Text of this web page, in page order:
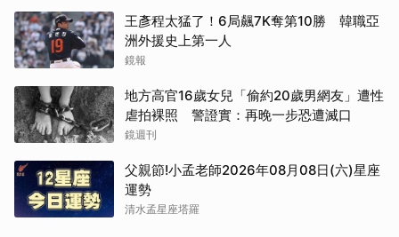
王彥程太猛了！6局飆7K奪第10勝 韓職亞
洲外援史上第一人
鏡報
地方高官16歲女兒「偷約20歲男網友」遭性
虐拍裸照 警證實：再晚一步恐遭滅口
鏡週刊
父親節!小孟老師2026年08月08日(六)星座
運勢
清水孟星座塔羅
取消